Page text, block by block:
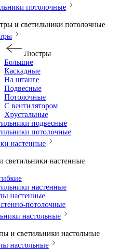
потолочные
и светильники потолочные
Люстры
Большие
Каскадные
На штанге
Подвесные
Потолочные
С вентилятором
Хрустальные
подвесные
потолочные
настенные
светильники настенные
настенные
настенные
потолочные
настольные
и светильники настольные
настольные